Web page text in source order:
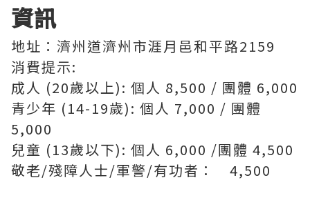
資訊
地址：濟州道濟州市涯月邑和平路2159
消費提示:
成人 (20歲以上): 個人 8,500 / 團體 6,000
青少年 (14-19歲): 個人 7,000 / 團體
5,000
兒童 (13歲以下): 個人 6,000 /團體 4,500
敬老/殘障人士/軍警/有功者： 4,500